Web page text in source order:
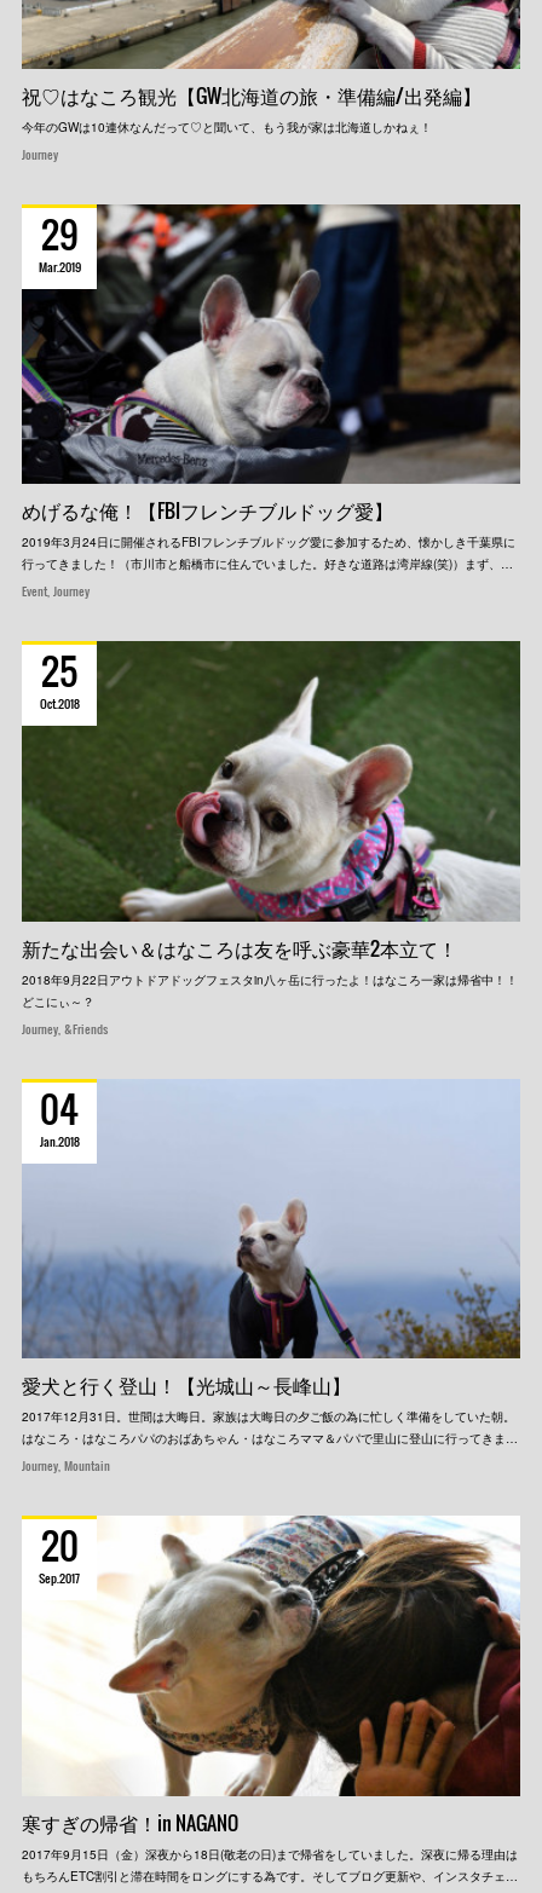
祝♡はなころ観光【GW北海道の旅・準備編/出発編】
今年のGWは10連休なんだって♡と聞いて、もう我が家は北海道しかねぇ！
Journey
めげるな俺！【FBIフレンチブルドッグ愛】
2019年3月24日に開催されるFBIフレンチブルドッグ愛に参加するため、懐かしき千葉県に
行ってきました！（市川市と船橋市に住んでいました。好きな道路は湾岸線(笑)）まず、…
29
Mar2019
Event Journey
新たな出会い＆はなころは友を呼ぶ豪華2本立て！
2018年9月22日アウトドアドッグフェスタin八ヶ岳に行ったよ！はなころ一家は帰省中！！
どこにぃ～？
25
Oct2018
Journey &Friends
愛犬と行く登山！【光城山～長峰山】
2017年12月31日。世間は大晦日。家族は大晦日の夕ご飯の為に忙しく準備をしていた朝。
はなころ・はなころパパのおばあちゃん・はなころママ＆パパで里山に登山に行ってきま…
04
Jan2018
Journey Mountain
寒すぎの帰省！in NAGANO
2017年9月15日（金）深夜から18日(敬老の日)まで帰省をしていました。深夜に帰る理由は
もちろんETC割引と滞在時間をロングにする為です。そしてブログ更新や、インスタチェ…
20
Sep2017